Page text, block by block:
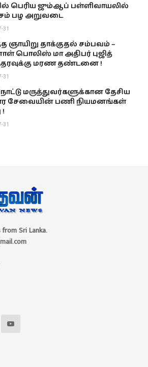
பெரிய ஜும்ஆப் பள்ளிவாயலில்
பழ அறுவடை
31
ஞாயிறு தாக்குதல் சம்பவம் –
பொலிஸ் மா அதிபர் புஜித்
மரண தண்டனை !
31
மருத்துவர்களுக்கான தேசிய
சேவையின் பணி நியமனங்கள்
31
Sri Lanka.